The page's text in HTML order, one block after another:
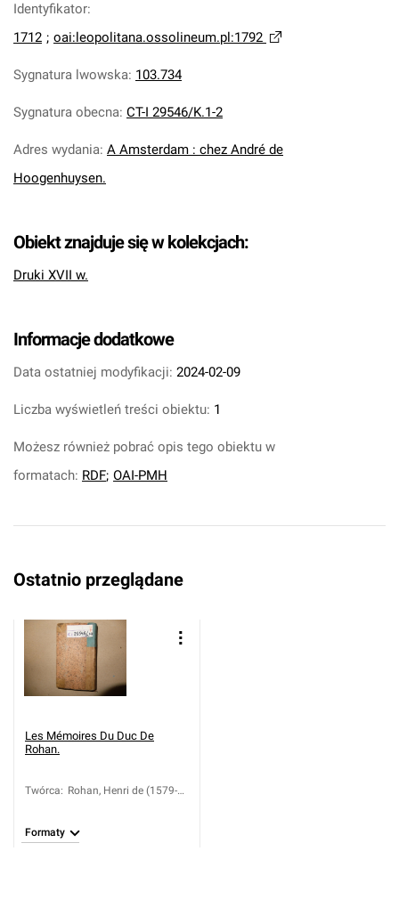
Identyfikator:
1712 ; oai:leopolitana.ossolineum.pl:1792
Sygnatura lwowska: 103.734
Sygnatura obecna: CT-I 29546/K.1-2
Adres wydania: A Amsterdam : chez André de
Hoogenhuysen.
Obiekt znajduje się w kolekcjach:
Druki XVII w.
Informacje dodatkowe
Data ostatniej modyfikacji: 2024-02-09
Liczba wyświetleń treści obiektu: 1
Możesz również pobrać opis tego obiektu w
formatach: RDF; OAI-PMH
Ostatnio przeglądane
Les Mémoires Du Duc De
Rohan.
Twórca: Rohan, Henri de (1579-
Formaty